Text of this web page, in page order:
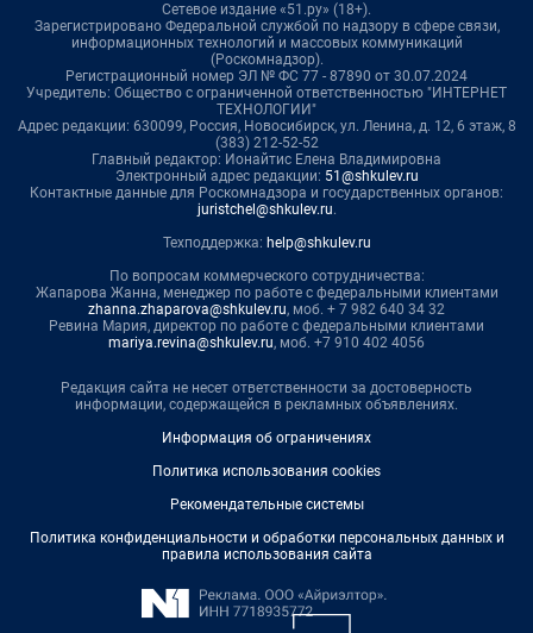
Сетевое издание «51.ру» (18+).
Зарегистрировано Федеральной службой по надзору в сфере связи,
информационных технологий и массовых коммуникаций
(Роскомнадзор).
Регистрационный номер ЭЛ № ФС 77 - 87890 от 30.07.2024
Учредитель: Общество с ограниченной ответственностью "ИНТЕРНЕТ
ТЕХНОЛОГИИ"
Адрес редакции: 630099, Россия, Новосибирск, ул. Ленина, д. 12, 6 этаж, 8
(383) 212-52-52
Главный редактор: Ионайтис Елена Владимировна
Электронный адрес редакции: 51@shkulev.ru
Контактные данные для Роскомнадзора и государственных органов:
juristchel@shkulev.ru.
Техподдержка: help@shkulev.ru
По вопросам коммерческого сотрудничества:
Жапарова Жанна, менеджер по работе с федеральными клиентами
zhanna.zhaparova@shkulev.ru, моб. + 7 982 640 34 32
Ревина Мария, директор по работе с федеральными клиентами
mariya.revina@shkulev.ru, моб. +7 910 402 4056
Редакция сайта не несет ответственности за достоверность
информации, содержащейся в рекламных объявлениях.
Информация об ограничениях
Политика использования cookies
Рекомендательные системы
Политика конфиденциальности и обработки персональных данных и
правила использования сайта